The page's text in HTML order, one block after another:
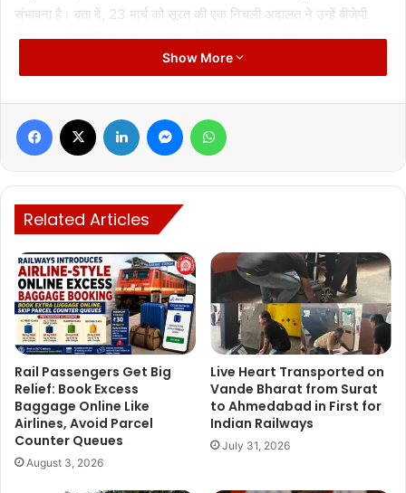
संभावना है। बता दें, 23 मार्च को सूरत की एक निचली अदालत ने उन्हें बीजेपी
विधायक पूर्णेश मोदी द्वारा दायर एक मामले में मोदी उपनाम को बदनाम करने को
Show More
Facebook LinkedIn Messenger
Related Articles
Rail Passengers Get Big
Relief: Book Excess
Baggage Online Like
Airlines, Avoid Parcel
Counter Queues
August 3, 2026
Live Heart Transported on
Vande Bharat from Surat
to Ahmedabad in First for
Indian Railways
July 31, 2026